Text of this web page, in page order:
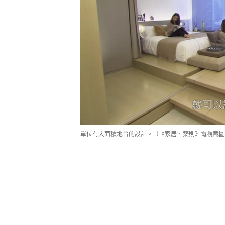
單位有大面積地台的設計。（《家居．築則》電視截